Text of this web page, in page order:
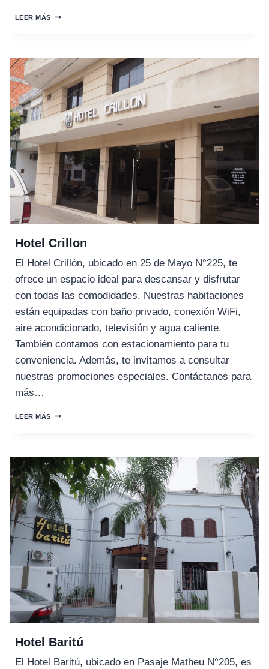
LEER MÁSHOTEL
Hotel Crillon
El Hotel Crillón, ubicado en 25 de Mayo N°225, te
ofrece un espacio ideal para descansar y disfrutar
con todas las comodidades. Nuestras habitaciones
están equipadas con baño privado, conexión WiFi,
aire acondicionado, televisión y agua caliente.
También contamos con estacionamiento para tu
conveniencia. Además, te invitamos a consultar
nuestras promociones especiales. Contáctanos para
más…
LEER MÁSHOTEL
Hotel Baritú
El Hotel Baritú, ubicado en Pasaje Matheu N°205, es